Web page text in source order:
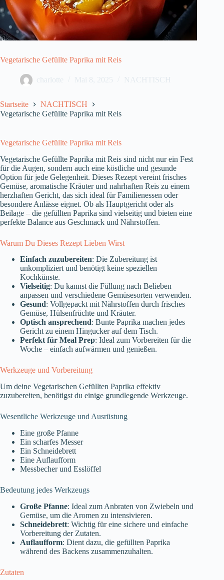
Vegetarische Gefüllte Paprika mit Reis
charlotte Mai 8, 2025 NACHTISCH
Startseite
NACHTISCH
Vegetarische Gefüllte Paprika mit Reis
Vegetarische Gefüllte Paprika mit Reis
Vegetarische Gefüllte Paprika mit Reis sind nicht nur ein Fest
für die Augen, sondern auch eine köstliche und gesunde
Option für jede Gelegenheit. Dieses Rezept vereint frisches
Gemüse, aromatische Kräuter und nahrhaften Reis zu einem
herzhaften Gericht, das sich ideal für Familienessen oder
besondere Anlässe eignet. Ob als Hauptgericht oder als
Beilage – die gefüllten Paprika sind vielseitig und bieten eine
perfekte Balance aus Geschmack und Nährstoffen.
Warum Du Dieses Rezept Lieben Wirst
Einfach zuzubereiten: Die Zubereitung ist
unkompliziert und benötigt keine speziellen
Kochkünste.
Vielseitig: Du kannst die Füllung nach Belieben
anpassen und verschiedene Gemüsesorten verwenden.
Gesund: Vollgepackt mit Nährstoffen durch frisches
Gemüse, Hülsenfrüchte und Kräuter.
Optisch ansprechend: Bunte Paprika machen jedes
Gericht zu einem Hingucker auf dem Tisch.
Perfekt für Meal Prep: Ideal zum Vorbereiten für die
Woche – einfach aufwärmen und genießen.
Werkzeuge und Vorbereitung
Um deine Vegetarischen Gefüllten Paprika effektiv
zuzubereiten, benötigst du einige grundlegende Werkzeuge.
Wesentliche Werkzeuge und Ausrüstung
Eine große Pfanne
Ein scharfes Messer
Ein Schneidebrett
Eine Auflaufform
Messbecher und Esslöffel
Bedeutung jedes Werkzeugs
Große Pfanne: Ideal zum Anbraten von Zwiebeln und
Gemüse, um die Aromen zu intensivieren.
Schneidebrett: Wichtig für eine sichere und einfache
Vorbereitung der Zutaten.
Auflaufform: Dient dazu, die gefüllten Paprika
während des Backens zusammenzuhalten.
Zutaten